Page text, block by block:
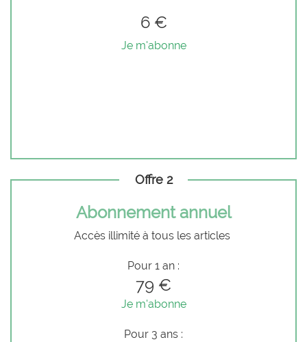
6 €
Je m'abonne
Offre 2
Abonnement annuel
Accès illimité à tous les articles
Pour 1 an :
79 €
Je m'abonne
Pour 3 ans :